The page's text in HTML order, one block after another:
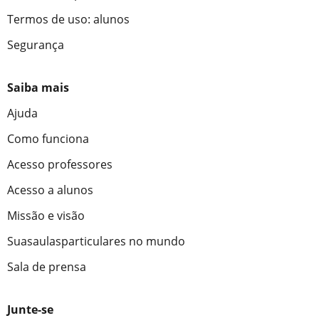
Termos de uso: alunos
Segurança
Saiba mais
Ajuda
Como funciona
Acesso professores
Acesso a alunos
Missão e visão
Suasaulasparticulares no mundo
Sala de prensa
Junte-se